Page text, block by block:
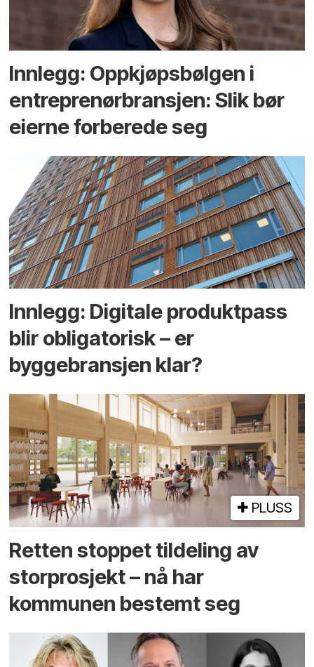
Innlegg: Oppkjøps­bølgen i
entreprenør­bransjen: Slik bør
eierne forberede seg
Innlegg: Digitale produktpass
blir obligatorisk – er
byggebransjen klar?
PLUSS
Retten stoppet tildeling av
storprosjekt – nå har
kommunen bestemt seg